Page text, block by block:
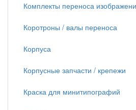
Комплекты переноса
Коротроны / валы переноса
Корпуса
Корпусные запчасти / крепежи
Краска для минитипографий